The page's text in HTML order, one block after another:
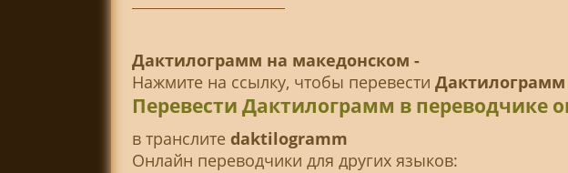
Дактилограмм на македонском -
Нажмите на ссылку, чтобы перевести Дактилограмм
Перевести Дактилограмм в переводчике
в транслитe daktilogramm
Онлайн переводчики для других языков: